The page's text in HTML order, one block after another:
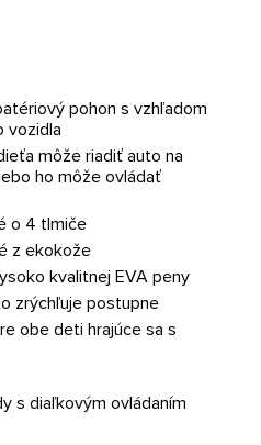
pohon s vzhľadom
vozidla
môže riadiť auto na
ho môže ovládať
o 4 tlmiče
z ekokože
kvalitnej EVA peny
zrýchľuje postupne
obe deti hrajúce sa s
s diaľkovým ovládaním